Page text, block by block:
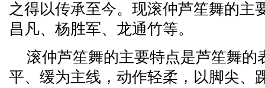
之得以传承至今。现滚仲芦笙舞的主
昌凡、杨胜军、龙通竹等。
滚仲芦笙舞的主要特点是芦笙舞的
平、缓为主线，动作轻柔，以脚尖、